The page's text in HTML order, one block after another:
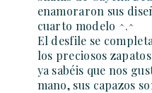
enamoraron sus
cuarto modelo ^.^
El desfile se
los preciosos
ya sabéis que nos
mano, sus capazos